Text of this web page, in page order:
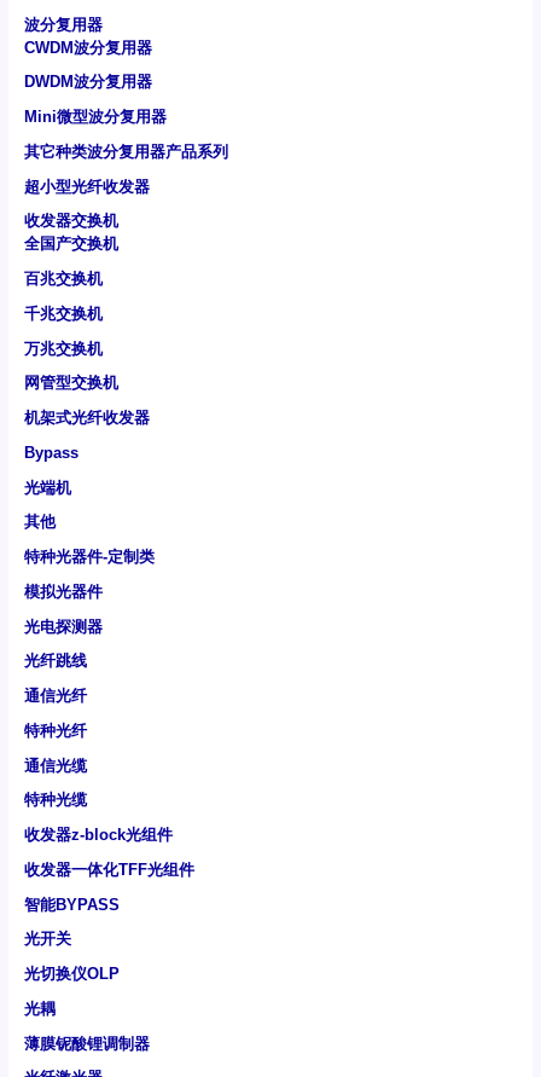
波分复用器
CWDM波分复用器
DWDM波分复用器
Mini微型波分复用器
其它种类波分复用器产品系列
超小型光纤收发器
收发器交换机
全国产交换机
百兆交换机
千兆交换机
万兆交换机
网管型交换机
机架式光纤收发器
Bypass
光端机
其他
特种光器件-定制类
模拟光器件
光电探测器
光纤跳线
通信光纤
特种光纤
通信光缆
特种光缆
收发器z-block光组件
收发器一体化TFF光组件
智能BYPASS
光开关
光切换仪OLP
光耦
薄膜铌酸锂调制器